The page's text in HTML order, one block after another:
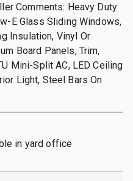
Comments: Heavy Duty
E Glass Sliding Windows,
Insulation, Vinyl Or
Board Panels, Trim,
Mini-Split AC, LED Ceiling
Light, Steel Bars On
in yard office